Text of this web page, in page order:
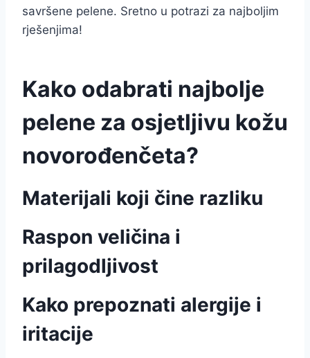
savršene pelene. Sretno u potrazi za najboljim
rješenjima!
Kako odabrati najbolje
pelene za osjetljivu kožu
novorođenčeta?
Materijali koji čine razliku
Raspon veličina i
prilagodljivost
Kako prepoznati alergije i
iritacije